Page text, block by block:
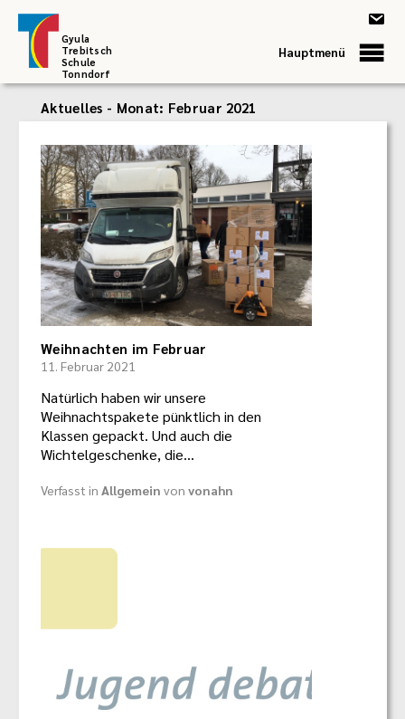
Gyula
Trebitsch
Schule
Tonndorf
Hauptmenü
Aktuelles - Monat: Februar 2021
Weihnachten im Februar
11. Februar 2021
Natürlich haben wir unsere
Weihnachtspakete pünktlich in den
Klassen gepackt. Und auch die
Wichtelgeschenke, die…
Verfasst in Allgemein von vonahn